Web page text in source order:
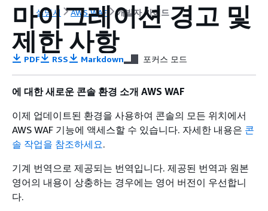
설명서 AWS WAF 개발자 가이드
마이그레이션 경고 및
제한 사항
PDF RSS Markdown 포커스 모드
에 대한 새로운 콘솔 환경 소개 AWS WAF
이제 업데이트된 환경을 사용하여 콘솔의 모든 위치에서
AWS WAF 기능에 액세스할 수 있습니다. 자세한 내용은 콘
솔 작업을 참조하세요.
기계 번역으로 제공되는 번역입니다. 제공된 번역과 원본
영어의 내용이 상충하는 경우에는 영어 버전이 우선합니
다.